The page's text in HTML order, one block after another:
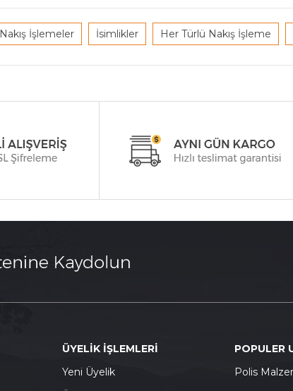
Nakış İşlemeler İsimlikler Her Türlü Nakış İşleme
ÜYELİK İŞLEMLERİ POPULER
Yeni Üyelik Polis